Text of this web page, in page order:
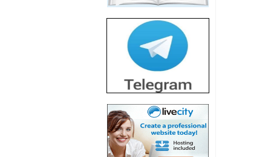
הדומה לזו של "תיק
4000" אך בתחום
הסלולר -
חשיפת מה שלא
רוצים שתדעו בעניין
פריסת אנלימיטד
(בניחוח בלתי נסבל) -
כאן
חשיפה: איוב קרא
אישר לקבוצת סלקום
בדיוק מה שביבי אישר
כאן